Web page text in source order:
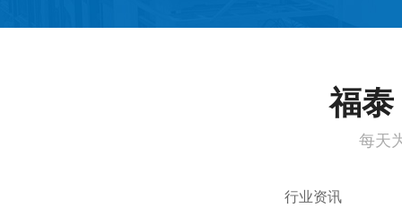
福泰
每天
行业资讯